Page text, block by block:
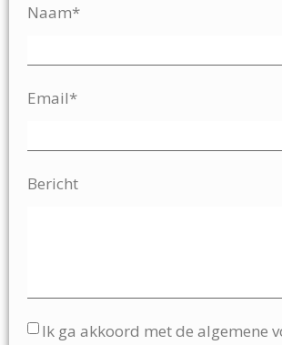
Naam*
Email*
Bericht
Ik ga akkoord met de algemene